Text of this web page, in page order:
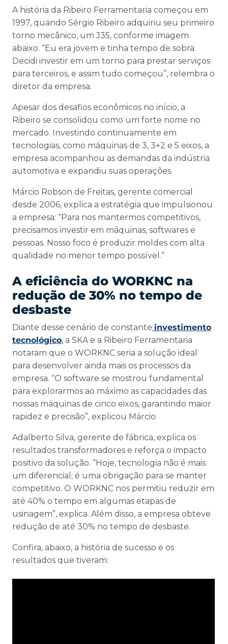
A história da Ribeiro Ferramentaria começou em
1997, quando Sérgio Ribeiro adquiriu seu primeiro
torno mecânico, um J35, conforme imagem
abaixo. “Eu era jovem e tinha tempo de sobra.
Decidi investir em um torno para prestar serviços
para terceiros, e assim tudo começou”, relembra o
diretor da empresa.
Apesar dos desafios econômicos no início, a
Ribeiro se consolidou como um forte nome no
mercado. Investindo continuamente em
tecnologias, como máquinas de 3, 3+2 e 5 eixos, a
empresa acompanhou as demandas da indústria
automotiva e expandiu suas operações.
Márcio Robson de Freitas, gerente comercial
desde 2006, explica a estratégia que impulsionou
a empresa: “Para nos mantermos competitivos,
precisamos investir em máquinas, softwares e
pessoas. Nosso foco é produzir moldes com alta
qualidade no menor tempo possível.”
A eficiência do WORKNC na
redução de 30% no tempo de
desbaste
Diante desse cenário de constante investimento
tecnológico, a SKA e a Ribeiro Ferramentaria
notaram que o WORKNC seria a solução ideal
para desenvolver ainda mais os processos da
empresa. “O software se mostrou fundamental
para explorarmos ao máximo as capacidades das
nossas máquinas de cinco eixos, garantindo maior
rapidez e precisão”, explicou Márcio.
Adalberto Silva, gerente de fábrica, explica os
resultados transformadores e reforça o impacto
positivo da solução. “Hoje, tecnologia não é mais
um diferencial; é uma obrigação para se manter
competitivo. O WORKNC nos permitiu reduzir em
até 40% o tempo em algumas etapas de
usinagem”, explica. Além disso, a empresa obteve
redução de até 30% no tempo de desbaste.
Confira, abaixo, a história de sucesso e os
resultados que tiveram: